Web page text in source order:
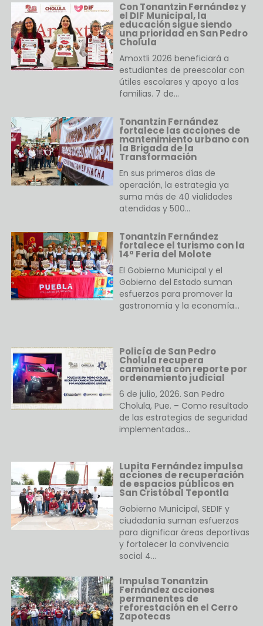
Con Tonantzin Fernández y
el DIF Municipal, la
educación sigue siendo
una prioridad en San Pedro
Cholula
Amoxtli 2026 beneficiará a
estudiantes de preescolar con
útiles escolares y apoyo a las
familias. 7 de…
Tonantzin Fernández
fortalece las acciones de
mantenimiento urbano con
la Brigada de la
Transformación
En sus primeros días de
operación, la estrategia ya
suma más de 40 vialidades
atendidas y 500…
Tonantzin Fernández
fortalece el turismo con la
14ª Feria del Molote
El Gobierno Municipal y el
Gobierno del Estado suman
esfuerzos para promover la
gastronomía y la economía…
Policía de San Pedro
Cholula recupera
camioneta con reporte por
ordenamiento judicial
6 de julio, 2026. San Pedro
Cholula, Pue. – Como resultado
de las estrategias de seguridad
implementadas…
Lupita Fernández impulsa
acciones de recuperación
de espacios públicos en
San Cristóbal Tepontla
Gobierno Municipal, SEDIF y
ciudadanía suman esfuerzos
para dignificar áreas deportivas
y fortalecer la convivencia
social 4…
Impulsa Tonantzin
Fernández acciones
permanentes de
reforestación en el Cerro
Zapotecas